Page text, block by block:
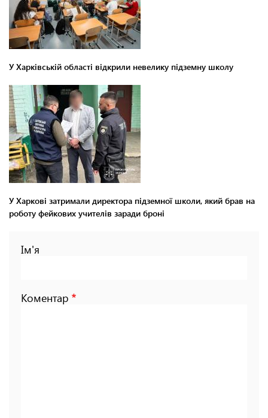
У Харківській області відкрили невелику підземну школу
У Харкові затримали директора підземної школи, який брав на
роботу фейкових учителів заради броні
Ім'я
Коментар